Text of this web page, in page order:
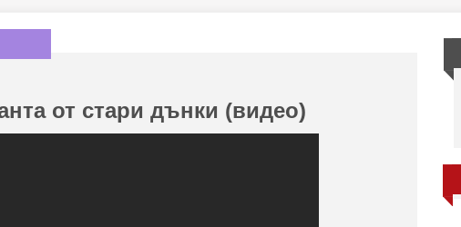
от стари дънки (видео)